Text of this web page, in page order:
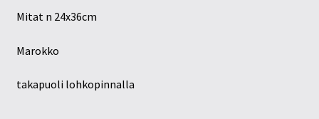
Mitat n 24x36cm
Marokko
takapuoli lohkopinnalla